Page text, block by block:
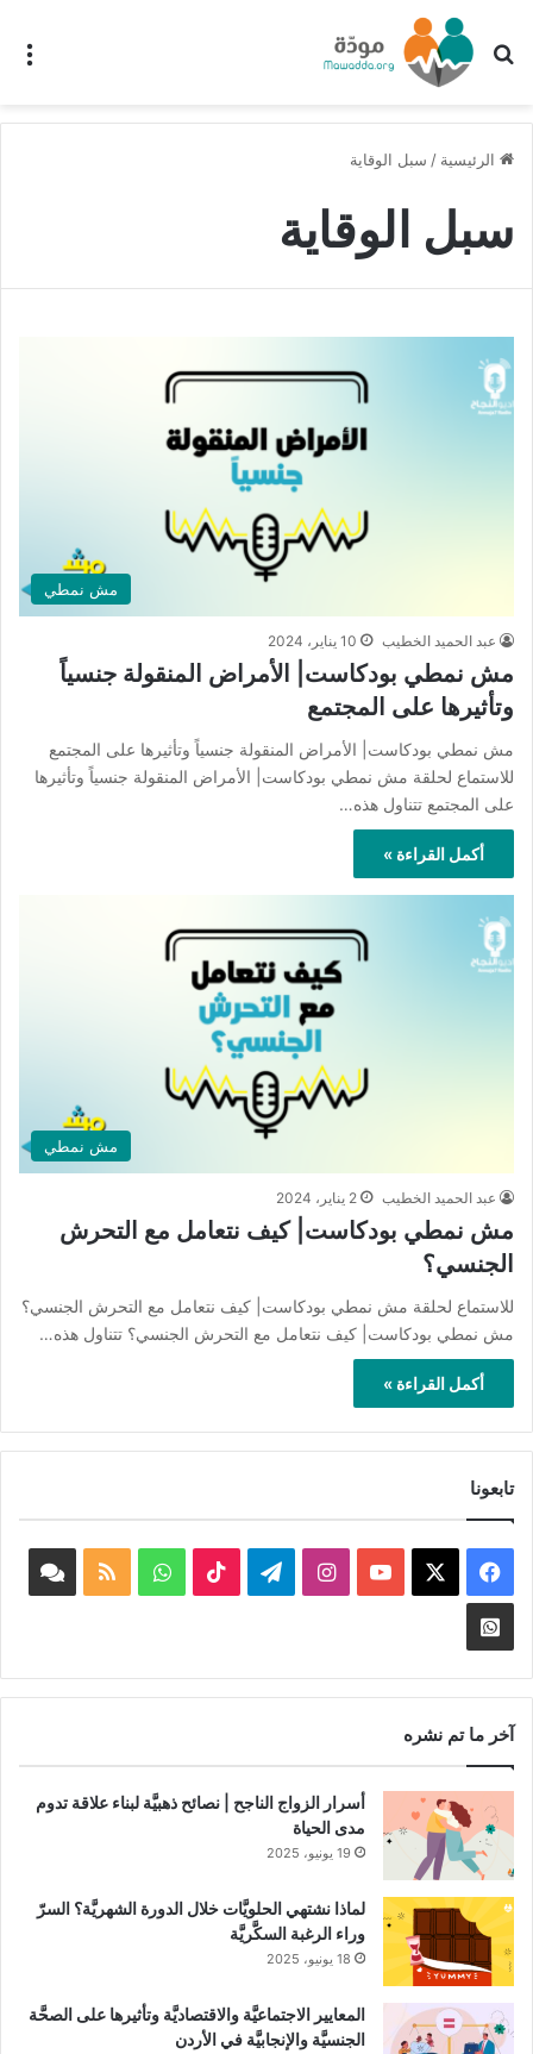
بحث عن
الرئيسية / سبل الوقاية
سبل الوقاية
مش نمطي
عبد الحميد الخطيب 10 يناير، 2024
مش نمطي بودكاست| الأمراض المنقولة جنسياً
وتأثيرها على المجتمع
مش نمطي بودكاست| الأمراض المنقولة جنسياً وتأثيرها على المجتمع
للاستماع لحلقة مش نمطي بودكاست| الأمراض المنقولة جنسياً وتأثيرها
على المجتمع تتناول هذه…
أكمل القراءة »
مش نمطي
عبد الحميد الخطيب 2 يناير، 2024
مش نمطي بودكاست| كيف نتعامل مع التحرش
الجنسي؟
للاستماع لحلقة مش نمطي بودكاست| كيف نتعامل مع التحرش الجنسي؟
مش نمطي بودكاست| كيف نتعامل مع التحرش الجنسي؟ تتناول هذه…
أكمل القراءة »
تابعونا
فيسبوك ‫YouTubeانستقرامتيلقرام ‫TikTokواتسابملخص
Whatsapp
Channel
آخر ما تم نشره
أسرار الزواج الناجح | نصائح ذهبيَّة لبناء علاقة تدوم
مدى الحياة
19 يونيو، 2025
لماذا نشتهي الحلويَّات خلال الدورة الشهريَّة؟ السرّ
وراء الرغبة السكَّريَّة
18 يونيو، 2025
المعايير الاجتماعيَّة والاقتصاديَّة وتأثيرها على الصحَّة
الجنسيَّة والإنجابيَّة في الأردن